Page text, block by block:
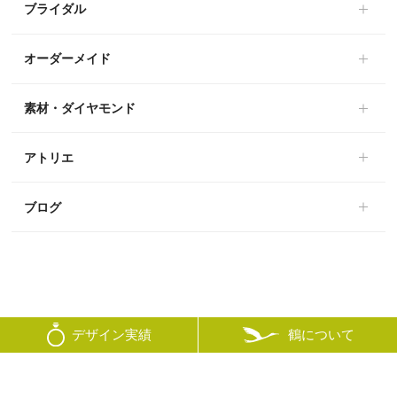
デザイン実績 鶴について
ブライダル
オーダーメイド
素材・ダイヤモンド
アトリエ
ブログ